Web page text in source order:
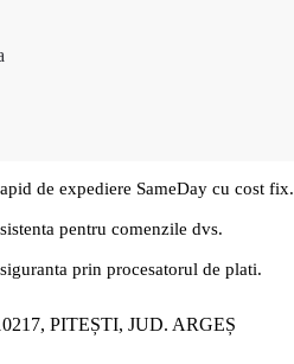
de expediere SameDay cu cost fix.
pentru comenzile dvs.
prin procesatorul de plati.
PITEȘTI, JUD. ARGEȘ